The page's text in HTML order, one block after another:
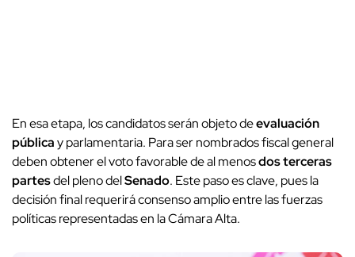
En esa etapa, los candidatos serán objeto deevaluación
públicay parlamentaria. Para ser nombrados fiscal general
deben obtener el voto favorable de al menosdos terceras
partesdel pleno delSenado. Este paso es clave, pues la
decisión final requerirá consenso amplio entre las fuerzas
políticas representadas en la Cámara Alta.